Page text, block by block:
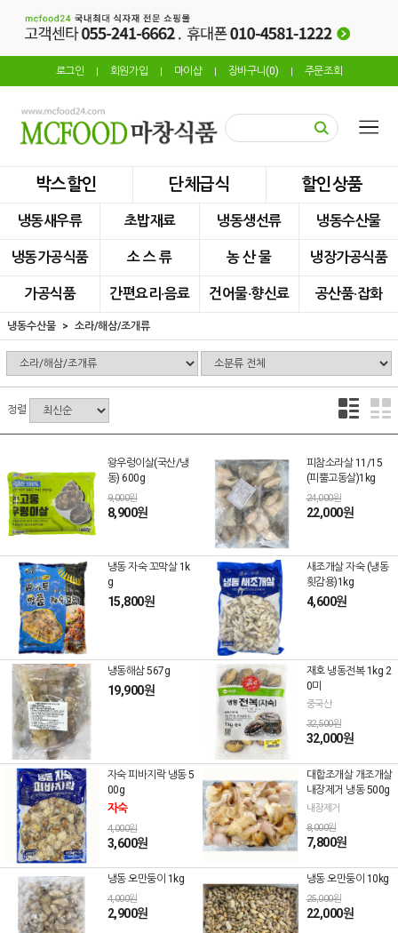
로그인 회원가입 마이샵 장바구니(0) 주문조회
박스할인 단체급식 할인상품
냉동새우류 초밥재료 냉동생선류 냉동수산물
냉동가공식품 소 스 류 농 산 물 냉장가공식품
가공식품 간편요리·음료 건어물·향신료 공산품·잡화
냉동수산물 소라/해삼/조개류
정렬
왕우렁이살(국산/냉
동) 600g
9,000원
8,900원
피참소라살 11/15
(피뿔고동살)1kg
24,000원
22,000원
냉동 자숙 꼬막살 1k
g
15,800원
새조개살 자숙 (냉동
횟감용)1kg
4,600원
냉동해삼 567g
19,900원
재호 냉동전복 1kg 2
0미
중국산
32,500원
32,000원
자숙 피바지락 냉동 5
00g
자숙
4,000원
3,600원
대합조개살 개조개살
내장제거 냉동 500g
내장제거
8,000원
7,800원
냉동 오만둥이 1kg
4,000원
2,900원
냉동 오만둥이 10kg
25,000원
22,000원